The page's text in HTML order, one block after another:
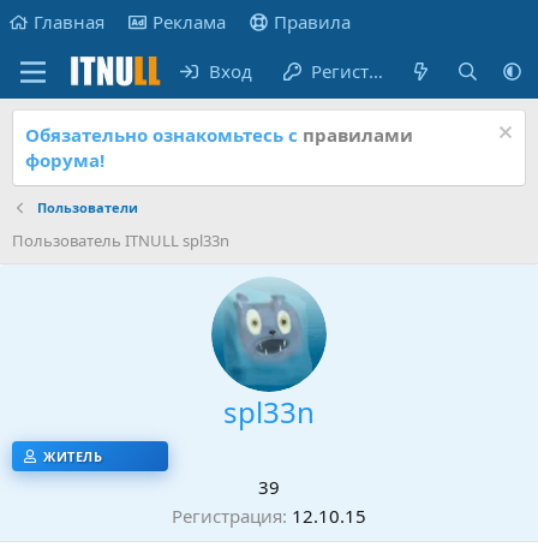
Главная Реклама Правила
Вход Регистрация
Обязательно ознакомьтесь с правилами
форума!
Пользователи
Пользователь ITNULL spl33n
spl33n
ЖИТЕЛЬ
39
Регистрация 12.10.15